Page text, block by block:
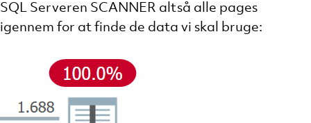
SQL Serveren SCANNER altså alle pages
igennem for at finde de data vi skal bruge: